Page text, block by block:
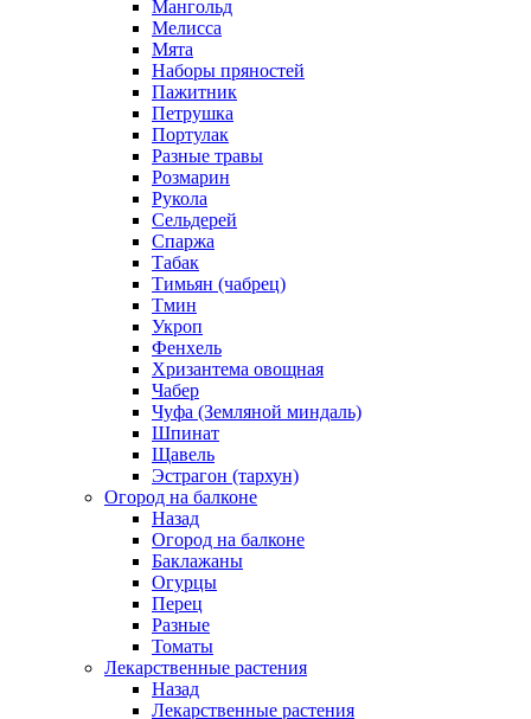
Мангольд
Мелисса
Мята
Наборы пряностей
Пажитник
Петрушка
Портулак
Разные травы
Розмарин
Рукола
Сельдерей
Спаржа
Табак
Тимьян (чабрец)
Тмин
Укроп
Фенхель
Хризантема овощная
Чабер
Чуфа (Земляной миндаль)
Шпинат
Щавель
Эстрагон (тархун)
Огород на балконе
Назад
Огород на балконе
Баклажаны
Огурцы
Перец
Разные
Томаты
Лекарственные растения
Назад
Лекарственные растения